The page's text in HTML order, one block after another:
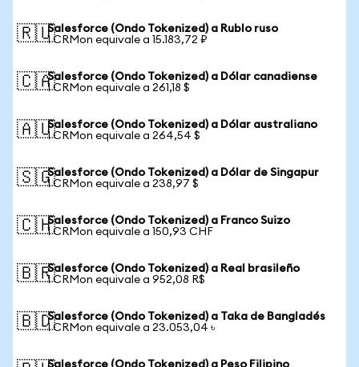
🇷🇺Salesforce (Ondo Tokenized) a Rublo ruso
1 CRMon equivale a 15.183,72 ₽
🇨🇦Salesforce (Ondo Tokenized) a Dólar canadiense
1 CRMon equivale a 261,18 $
🇦🇺Salesforce (Ondo Tokenized) a Dólar australiano
1 CRMon equivale a 264,54 $
🇸🇬Salesforce (Ondo Tokenized) a Dólar de Singapur
1 CRMon equivale a 238,97 $
🇨🇭Salesforce (Ondo Tokenized) a Franco Suizo
1 CRMon equivale a 150,93 CHF
🇧🇷Salesforce (Ondo Tokenized) a Real brasileño
1 CRMon equivale a 952,08 R$
🇧🇩Salesforce (Ondo Tokenized) a Taka de Bangladés
1 CRMon equivale a 23.053,04 ৳
Salesforce (Ondo Tokenized) a Peso Filipino